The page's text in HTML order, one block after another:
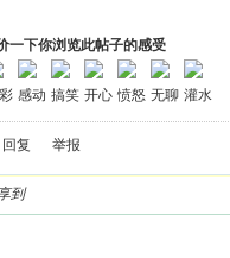
一下你浏览此帖子的感受
感动 搞笑 开心 愤怒 无聊 灌水
回复 举报
到